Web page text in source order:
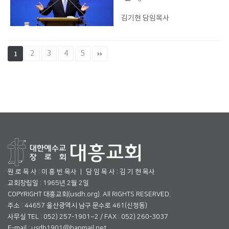
김기현 담임목사
1 2 3 4 5
원 로 목 사 : 이 흥 빈 목사 ㅣ 담 임 목 사 : 김 기 현 목사
교회창립일 : 1965년 2월 2일
COPYRIGHT 대흥교회(usdh.org). All RIGHTS RESERVED.
주소 : 44657 울산광역시 남구 문수로 461(신정동)
사무실 TEL : 052) 257-1901~2 / FAX : 052) 260-3037